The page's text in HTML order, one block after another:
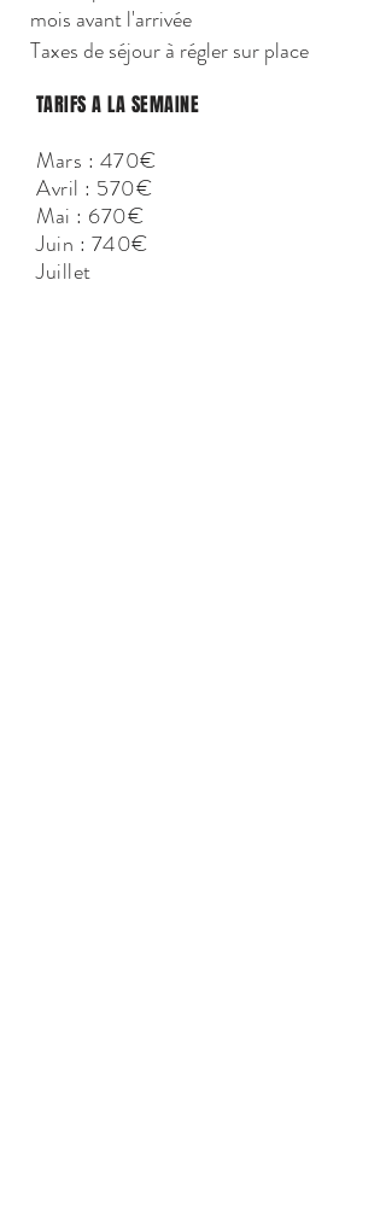
mois avant l'arrivée
Taxes de séjour à régler sur place
TARIFS A LA SEMAINE
Mars : 470€
Avril : 570€
Mai : 670€
Juin : 740€
Juillet